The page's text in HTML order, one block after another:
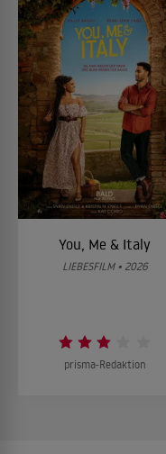
You, Me & Italy
LIEBESFILM • 2026
prisma-Redaktion